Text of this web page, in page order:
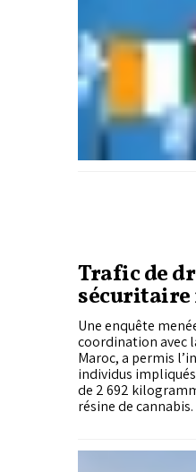
Trafic de
sécuritaire
saisie de
Une enquête
coordination avec
Maroc, a permis
individus
de 2 692
résine de
permettent aux